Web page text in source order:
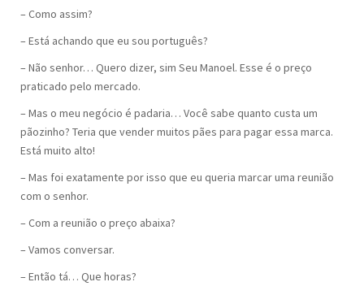
– Como assim?
– Está achando que eu sou português?
– Não senhor… Quero dizer, sim Seu Manoel. Esse é o preço
praticado pelo mercado.
– Mas o meu negócio é padaria… Você sabe quanto custa um
pãozinho? Teria que vender muitos pães para pagar essa marca.
Está muito alto!
– Mas foi exatamente por isso que eu queria marcar uma reunião
com o senhor.
– Com a reunião o preço abaixa?
– Vamos conversar.
– Então tá… Que horas?